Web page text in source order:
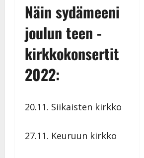
Näin sydämeeni
joulun teen -
kirkkokonsertit
2022:
20.11. Siikaisten kirkko
27.11. Keuruun kirkko